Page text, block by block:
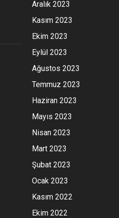
Aralık 2023
Kasım 2023
Ekim 2023
Eylül 2023
Ağustos 2023
Temmuz 2023
Haziran 2023
Mayıs 2023
Nisan 2023
Mart 2023
Şubat 2023
Ocak 2023
Kasım 2022
Ekim 2022